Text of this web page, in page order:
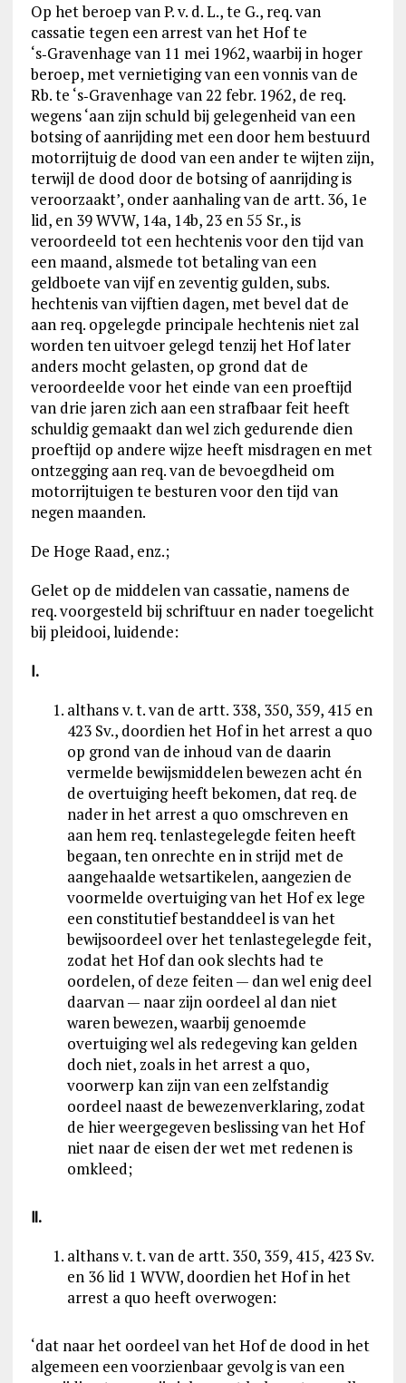
Op het beroep van P. v. d. L., te G., req. van
cassatie tegen een arrest van het Hof te
‘s‑Gravenhage van 11 mei 1962, waarbij in hoger
beroep, met vernietiging van een vonnis van de
Rb. te ‘s‑Gravenhage van 22 febr. 1962, de req.
wegens ‘aan zijn schuld bij gelegenheid van een
botsing of aanrijding met een door hem bestuurd
motorrijtuig de dood van een ander te wijten zijn,
terwijl de dood door de botsing of aanrijding is
veroorzaakt’, onder aanhaling van de artt. 36, 1e
lid, en 39 WVW, 14a, 14b, 23 en 55 Sr., is
veroordeeld tot een hechtenis voor den tijd van
een maand, alsmede tot betaling van een
geldboete van vijf en zeventig gulden, subs.
hechtenis van vijftien dagen, met bevel dat de
aan req. opgelegde principale hechtenis niet zal
worden ten uitvoer gelegd tenzij het Hof later
anders mocht gelasten, op grond dat de
veroordeelde voor het einde van een proeftijd
van drie jaren zich aan een strafbaar feit heeft
schuldig gemaakt dan wel zich gedurende dien
proeftijd op andere wijze heeft misdragen en met
ontzegging aan req. van de bevoegdheid om
motorrijtuigen te besturen voor den tijd van
negen maanden.
De Hoge Raad, enz.;
Gelet op de middelen van cassatie, namens de
req. voorgesteld bij schriftuur en nader toegelicht
bij pleidooi, luidende:
Ⅰ.
althans v. t. van de artt. 338, 350, 359, 415 en
423 Sv., doordien het Hof in het arrest a quo
op grond van de inhoud van de daarin
vermelde bewijsmiddelen bewezen acht én
de overtuiging heeft bekomen, dat req. de
nader in het arrest a quo omschreven en
aan hem req. tenlastegelegde feiten heeft
begaan, ten onrechte en in strijd met de
aangehaalde wetsartikelen, aangezien de
voormelde overtuiging van het Hof ex lege
een constitutief bestanddeel is van het
bewijsoordeel over het tenlastegelegde feit,
zodat het Hof dan ook slechts had te
oordelen, of deze feiten — dan wel enig deel
daarvan — naar zijn oordeel al dan niet
waren bewezen, waarbij genoemde
overtuiging wel als redegeving kan gelden
doch niet, zoals in het arrest a quo,
voorwerp kan zijn van een zelfstandig
oordeel naast de bewezenverklaring, zodat
de hier weergegeven beslissing van het Hof
niet naar de eisen der wet met redenen is
omkleed;
Ⅱ.
althans v. t. van de artt. 350, 359, 415, 423 Sv.
en 36 lid 1 WVW, doordien het Hof in het
arrest a quo heeft overwogen:
‘dat naar het oordeel van het Hof de dood in het
algemeen een voorzienbaar gevolg is van een